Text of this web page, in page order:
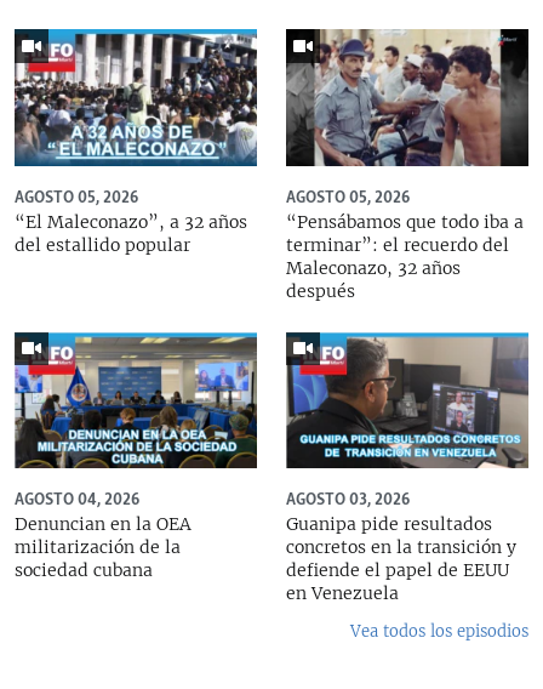
AGOSTO 05, 2026
“El Maleconazo”, a 32 años
del estallido popular
AGOSTO 05, 2026
“Pensábamos que todo iba a
terminar”: el recuerdo del
Maleconazo, 32 años
después
AGOSTO 04, 2026
Denuncian en la OEA
militarización de la
sociedad cubana
AGOSTO 03, 2026
Guanipa pide resultados
concretos en la transición y
defiende el papel de EEUU
en Venezuela
Vea todos los episodios